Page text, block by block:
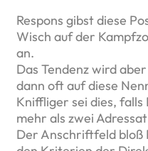
Respons gibst diese
Wisch auf der
an.
Das Tendenz wird
dann oft auf diese
Kniffliger sei dies,
mehr als zwei
Der Anschriftfeld bloß